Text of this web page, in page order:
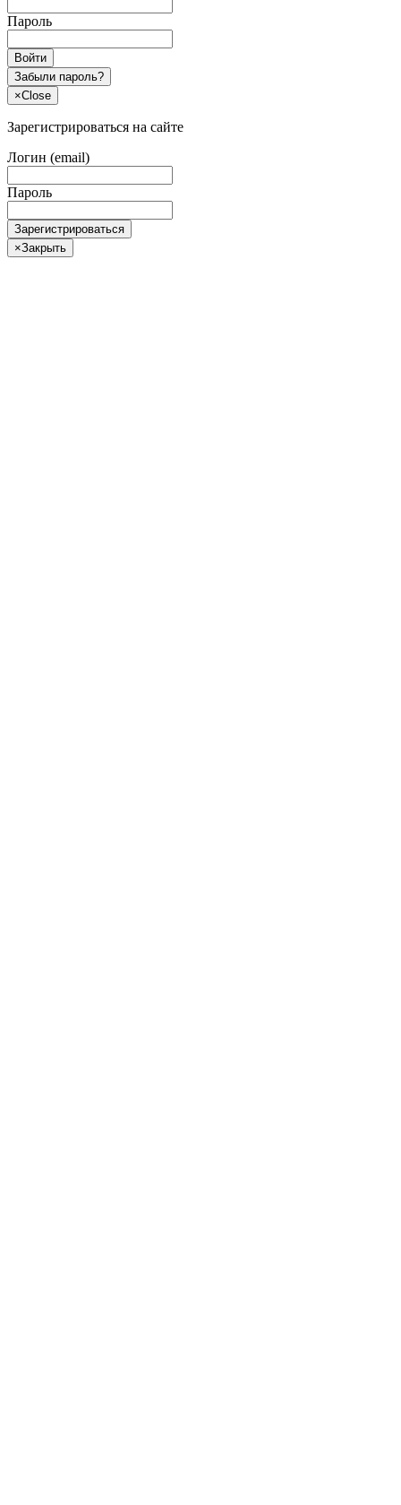
Пароль
Войти
Забыли пароль?
×Close
Зарегистрироваться на сайте
Логин (email)
Пароль
Зарегистрироваться
×Закрыть